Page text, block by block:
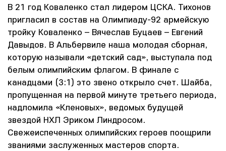
В 21 год Коваленко стал лидером ЦСКА. Тихонов
пригласил в состав на Олимпиаду-92 армейскую
тройку Коваленко – Вячеслав Буцаев – Евгений
Давыдов. В Альбервиле наша молодая сборная,
которую называли «детский сад», выступала под
белым олимпийским флагом. В финале с
канадцами (3:1) это звено открыло счет. Шайба,
пропущенная на первой минуте третьего периода,
надломила «Кленовых», ведомых будущей
звездой НХЛ Эриком Линдросом.
Свежеиспеченных олимпийских героев поощрили
званиями заслуженных мастеров спорта.